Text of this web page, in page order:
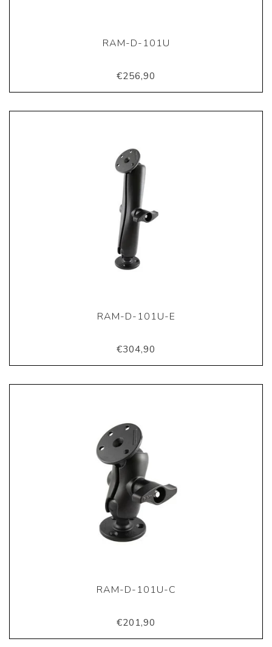
RAM-D-101U
€256,90
RAM-D-101U-E
€304,90
RAM-D-101U-C
€201,90